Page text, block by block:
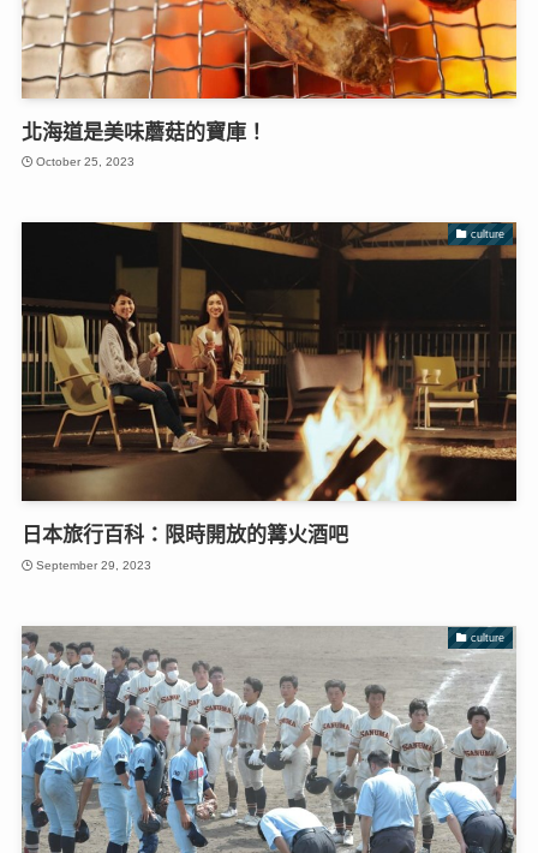
北海道是美味蘑菇的寶庫！
October 25, 2023
culture
日本旅行百科：限時開放的篝火酒吧
September 29, 2023
culture